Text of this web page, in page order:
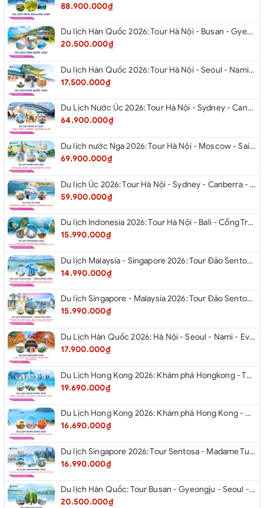
88.900.000₫
Du lịch Hàn Quốc 2026: Tour Hà Nội - Busan - Gyeongju - Seoul - Đảo Nami - Tàu Điện Ven Biển Haeundae - Cầu Kính Oryukdo - Làng Văn Hóa Huinnyeoul
20.500.000₫
Du lịch Hàn Quốc 2026: Tour Hà Nội - Seoul - Nami - Everland - Painter Show - Thư Viện Sách
17.500.000₫
Du Lịch Nước Úc 2026: Tour Hà Nội - Sydney - Canberra - Melbourne - Hà Nội
64.900.000₫
Du lịch nước Nga 2026: Tour Hà Nội - Moscow - Saint Petersburg từ Hà Nội
69.900.000₫
Du lịch Úc 2026: Tour Hà Nội - Sydney - Canberra - Melbourne - Hà Nội
59.900.000₫
Du lịch Indonesia 2026: Tour Hà Nội - Bali - Cổng Trời Lempuyang - Swings Bali - Ngắm hoàng hôn biển Jimbaran - Kelingking - Sống Lưng Khủng Long từ Hà Nội
15.990.000₫
Du lịch Malaysia - Singapore 2026: Tour Đảo Sentosa - Madame Tussause - Garden By The Bay - Thành Cổ Malacca - Thủ Đô Kualalumpur - Cao Nguyên Genting - New Putrajaya từ Hà Nội
14.990.000₫
Du lịch Singapore - Malaysia 2026: Tour Đảo Sentosa - Madame Tussauds - Garden By The Bay - Thành cổ Malacca - Thủ đô Kuala Lumpur - Cao nguyên Genting - New Putrajaya từ Hà Nội
15.990.000₫
Du Lịch Hàn Quốc 2026: Hà Nội - Seoul - Nami - Everland - Painter Show - Thư Viện Sách
17.900.000₫
Du Lịch Hong Kong 2026: Khám phá Hongkong - Thâm Quyến - Quảng Châu từ Hà Nội
19.690.000₫
Du Lịch Hong Kong 2026: Khám phá Hong Kong - Dingding Tram - Shopping Tour từ Hà Nội
16.690.000₫
Du lịch Singapore 2026: Tour Sentosa - Madame Tussauds - Garden By The Bay - Jewel từ Hà Nội
16.990.000₫
Du lịch Hàn Quốc: Tour Busan - Gyeongju - Seoul - Đảo Nami - Tàu Điện Ven Biển Haeundae - Cầu Kính Oryukdo - Làng Văn Hóa Huinnyeoul từ Hà Nội 2026
20.500.000₫